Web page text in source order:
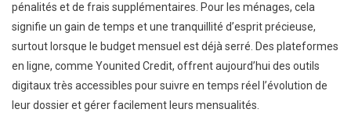
pénalités et de frais supplémentaires. Pour les ménages, cela
signifie un gain de temps et une tranquillité d’esprit précieuse,
surtout lorsque le budget mensuel est déjà serré. Des plateformes
en ligne, comme Younited Credit, offrent aujourd’hui des outils
digitaux très accessibles pour suivre en temps réel l’évolution de
leur dossier et gérer facilement leurs mensualités.